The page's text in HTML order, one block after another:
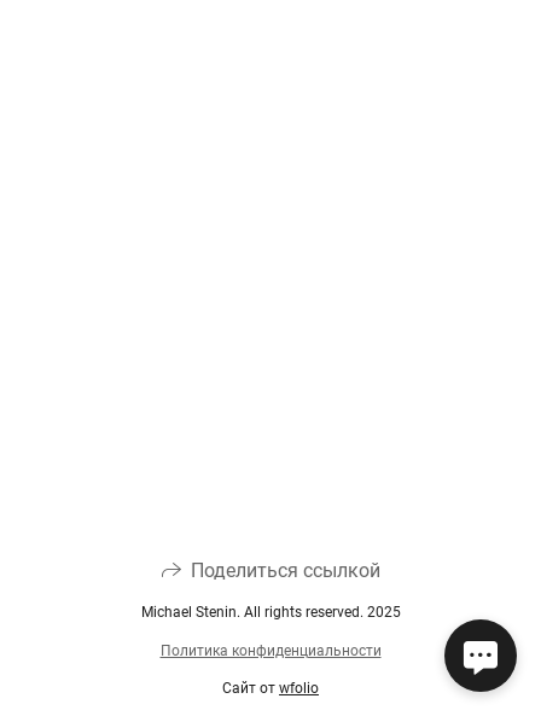
Поделиться ссылкой
Michael Stenin. All rights reserved. 2025
Политика конфиденциальности
Сайт от wfolio